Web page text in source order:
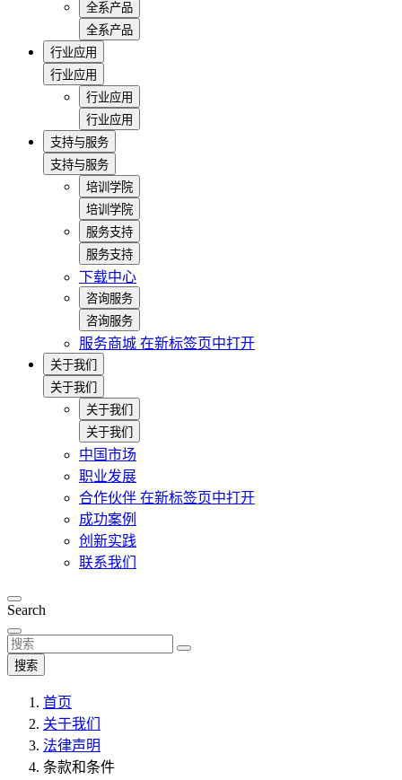
全系产品
全系产品
行业应用
行业应用
行业应用
行业应用
支持与服务
支持与服务
培训学院
培训学院
服务支持
服务支持
下载中心
咨询服务
咨询服务
服务商城 在新标签页中打开
关于我们
关于我们
关于我们
关于我们
中国市场
职业发展
合作伙伴 在新标签页中打开
成功案例
创新实践
联系我们
Search
搜索
首页
关于我们
法律声明
条款和条件